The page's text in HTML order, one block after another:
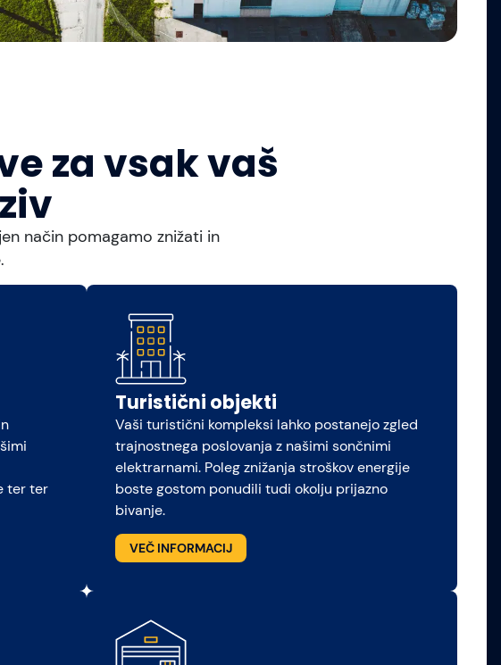
za vsak vaš
način pomagamo znižati in
ter ter
Turistični objekti
Vaši turistični kompleksi lahko postanejo zgled
trajnostnega poslovanja z našimi sončnimi
elektrarnami. Poleg znižanja stroškov energije
boste gostom ponudili tudi okolju prijazno
bivanje.
VEČ INFORMACIJ